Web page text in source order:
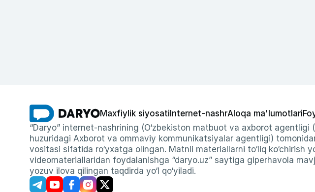
Maxfiylik siyosati Internet-nashrAloqa ma'lumotlari
“Daryo” internet-nashrining (O‘zbekiston matbuot va axborot agentligi
huzuridagi Axborot va ommaviy kommunikatsiyalar agentligi)
vositasi sifatida ro‘yxatga olingan. Matnli materiallarni to‘liq
videomateriallaridan foydalanishga “daryo.uz” saytiga giperhavola
yozuv ilova qilingan taqdirda yo‘l qo‘yiladi.